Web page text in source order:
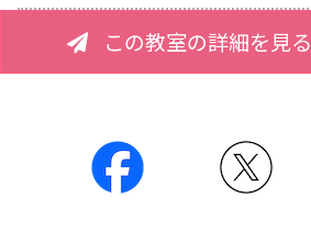
この教室の詳細を見る